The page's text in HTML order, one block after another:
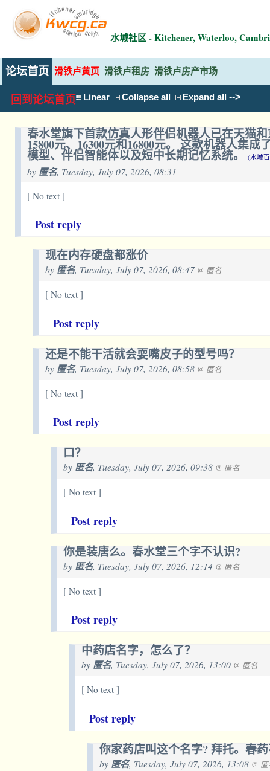
水城社区 - Kitchener, Waterloo,
论坛首页 滑铁卢黄页 滑铁卢租房 滑铁卢房产市场
回到论坛首页 Linear Collapse all Expand all -->
春水堂旗下首款仿真人形伴侣机器人已在天猫
15800元、16300元和16800元。 这款机器人集
模型、伴侣智能体以及短中长期记忆系统。 (水城
by 匿名, Tuesday, July 07, 2026, 08:31
[ No text ]
Post reply
现在内存硬盘都涨价
by 匿名, Tuesday, July 07, 2026, 08:47 @ 匿名
[ No text ]
Post reply
还是不能干活就会耍嘴皮子的型号吗？
by 匿名, Tuesday, July 07, 2026, 08:58 @ 匿名
[ No text ]
Post reply
口？
by 匿名, Tuesday, July 07, 2026, 09:38 @ 匿名
[ No text ]
Post reply
你是装唐么。春水堂三个字不认识?
by 匿名, Tuesday, July 07, 2026, 12:14 @ 匿名
[ No text ]
Post reply
中药店名字，怎么了？
by 匿名, Tuesday, July 07, 2026, 13:00 @ 匿名
[ No text ]
Post reply
你家药店叫这个名字? 拜托。春药
by 匿名, Tuesday, July 07, 2026, 13:08 @